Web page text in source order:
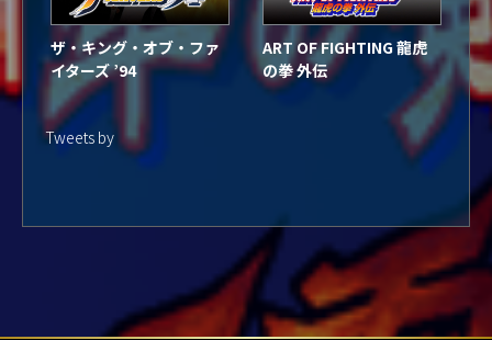
ザ・キング・オブ・ファ
イターズ ’94
ART OF FIGHTING 龍虎
の拳 外伝
Tweets by